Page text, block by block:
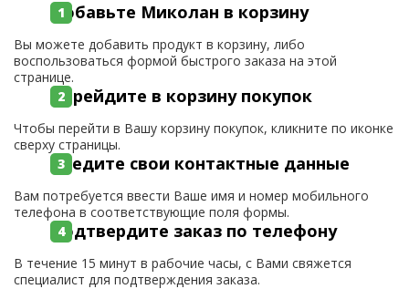
Добавьте Миколан в корзину
Вы можете добавить продукт в корзину, либо
воспользоваться формой быстрого заказа на этой
странице.
Перейдите в корзину покупок
Чтобы перейти в Вашу корзину покупок, кликните по иконке
сверху страницы.
Введите свои контактные данные
Вам потребуется ввести Ваше имя и номер мобильного
телефона в соответствующие поля формы.
Подтвердите заказ по телефону
В течение 15 минут в рабочие часы, с Вами свяжется
специалист для подтверждения заказа.